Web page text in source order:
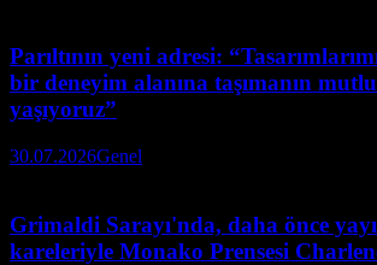
Parıltının yeni adresi:
bir deneyim alanına taşımanın
yaşıyoruz”
30.07.2026Genel
Grimaldi Sarayı'nda, daha önce
kareleriyle Monako Prensesi